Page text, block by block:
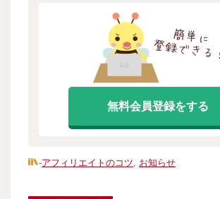
無料会員登録をする
-アフィリエイトのコツ, お知らせ